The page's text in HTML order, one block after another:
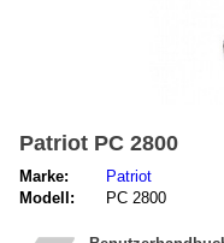
Patriot PC 2800
Marke:
Patriot
Modell:
PC 2800